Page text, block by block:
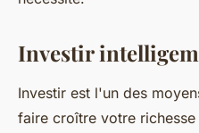
Investir
Investir est l'un des
faire croître votre